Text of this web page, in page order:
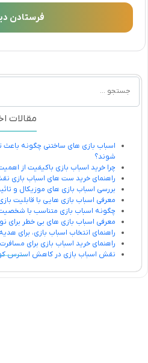
مقالات
اسباب بازی های ساختنی چگونه
شوند؟
چرا خرید اسباب بازی باکیفیت از
راهنمای خرید ست های اسباب بازی
بررسی اسباب بازی های موزیکال و
معرفی اسباب بازی هایی با قابلیت
چگونه اسباب بازی متناسب با
معرفی اسباب بازی های بی خطر برای
راهنمای انتخاب اسباب بازی، برای
راهنمای خرید اسباب بازی برای مسافرت
نقش اسباب بازی در کاهش استرس